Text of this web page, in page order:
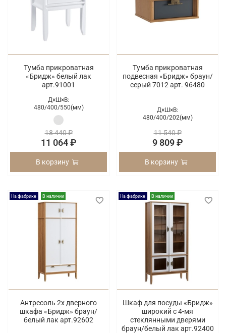
Тумба прикроватная
«Бридж» белый лак
арт.91001
Д×Ш×В:
480/400/550(мм)
18 440 ₽
11 064 ₽
В корзину
Тумба прикроватная
подвесная «Бридж» браун/
серый 7012 арт. 96480
Д×Ш×В:
480/400/202(мм)
11 540 ₽
9 809 ₽
В корзину
На фабрике В наличии
Антресоль 2х дверного
шкафа «Бридж» браун/
белый лак арт.92602
На фабрике В наличии
Шкаф для посуды «Бридж»
широкий с 4-мя
стеклянными дверями
браун/белый лак арт.92400